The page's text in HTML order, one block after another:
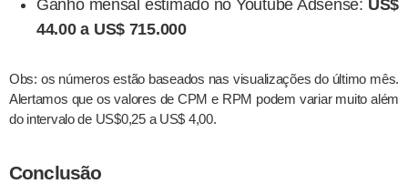
Ganho mensal estimado no Youtube Adsense: US$
44.00 a US$ 715.000
Obs: os números estão baseados nas visualizações do último mês.
Alertamos que os valores de CPM e RPM podem variar muito além
do intervalo de US$0,25 a US$ 4,00.
Conclusão